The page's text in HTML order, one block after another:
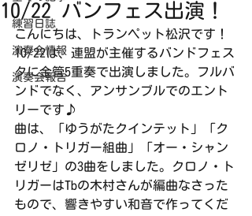
練習日誌
演奏会情報
演奏会報告
10/22 バンフェス出演！
こんにちは、トランペット松沢です！
10/22は、連盟が主催するバンドフェス
タに金管5重奏で出演しました。フルバ
ンドでなく、アンサンブルでのエント
リーです♪
曲は、「ゆうがたクインテット」「ク
ロノ・トリガー組曲」「オー・シャン
ゼリゼ」の3曲をしました。クロノ・ト
リガーはTbの木村さんが編曲なさった
もので、響きやすい和音で作ってくだ